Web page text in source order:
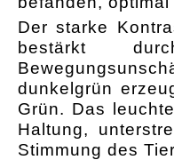
Der starke
bestärkt
dunkelgrün
Grün. Das
Haltung,
Stimmung des